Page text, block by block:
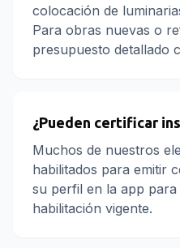
colocación de
Para obras nuevas o
presupuesto detallado
¿Pueden certificar
Muchos de nuestros
habilitados para emitir
su perfil en la app
habilitación vigente.